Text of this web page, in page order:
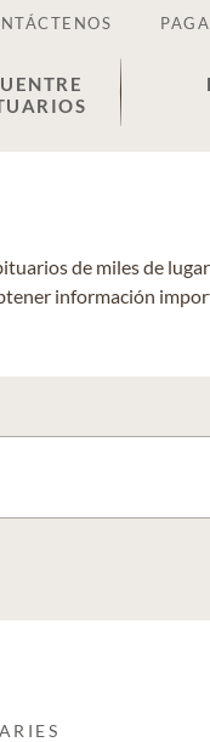
de miles de
información